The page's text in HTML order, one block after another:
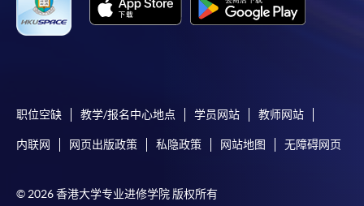
职位空缺 教学/报名中心地点 学员网站 教师网站
内联网 网页出版政策 私隐政策 网站地图 无障碍网页
© 2026 香港大学专业进修学院 版权所有